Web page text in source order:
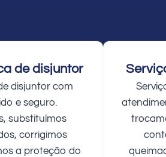
de disjuntor
disjuntor com
e seguro.
substituímos
corrigimos
a proteção do